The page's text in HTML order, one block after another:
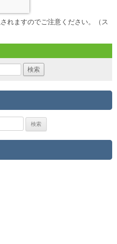
れますのでご注意ください。（ス